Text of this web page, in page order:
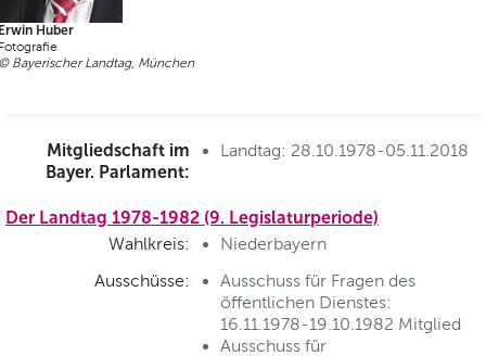
Huber
Bayerischer Landtag, München
Mitgliedschaft im
Bayer. Parlament:
Landtag: 28.10.1978-05.11.2018
Der Landtag 1978-1982 (9. Legislaturperiode)
Wahlkreis:
Niederbayern
Ausschüsse:
Ausschuss für Fragen des
öffentlichen Dienstes:
16.11.1978-19.10.1982 Mitglied
Ausschuss für